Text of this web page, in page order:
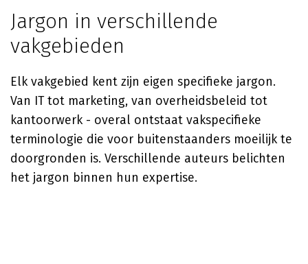
Jargon in verschillende
vakgebieden
Elk vakgebied kent zijn eigen specifieke jargon.
Van IT tot marketing, van overheidsbeleid tot
kantoorwerk - overal ontstaat vakspecifieke
terminologie die voor buitenstaanders moeilijk te
doorgronden is. Verschillende auteurs belichten
het jargon binnen hun expertise.